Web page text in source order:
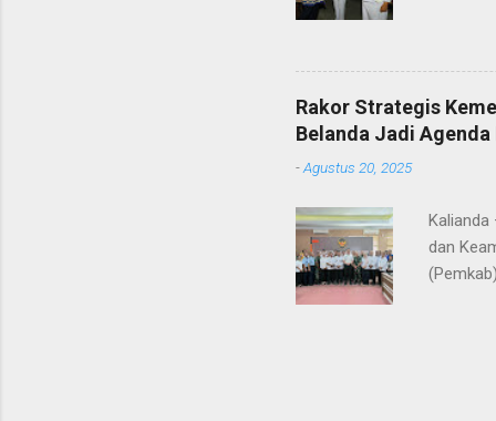
ke-80
terima
orang
Rakor Strategis
Belanda Jadi
-Agustus 20, 2025
Kalianda
dan
Polri,